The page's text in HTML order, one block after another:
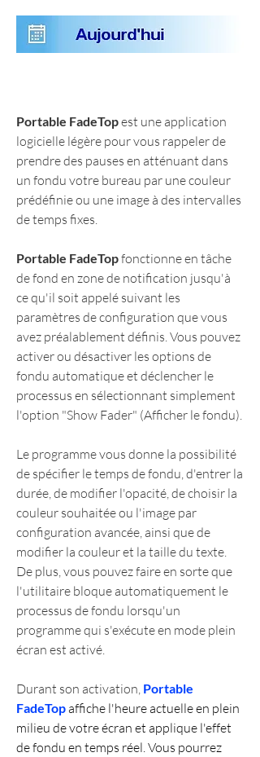
Portable FadeTop est une application
logicielle légère pour vous rappeler de
prendre des pauses en atténuant dans
un fondu votre bureau par une couleur
prédéfinie ou une image à des intervalles
de temps fixes.
Portable FadeTop fonctionne en tâche
de fond en zone de notification jusqu'à
ce qu'il soit appelé suivant les
paramètres de configuration que vous
avez préalablement définis. Vous pouvez
activer ou désactiver les options de
fondu automatique et déclencher le
processus en sélectionnant simplement
Le programme vous donne la possibilité
de spécifier le temps de fondu, d'entrer la
durée, de modifier l'opacité, de choisir la
couleur souhaitée ou l'image par
configuration avancée, ainsi que de
modifier la couleur et la taille du texte.
De plus, vous pouvez faire en sorte que
l'utilitaire bloque automatiquement le
processus de fondu lorsqu'un
programme qui s'exécute en mode plein
écran est activé.
Durant son activation, Portable
FadeTop affiche l'heure actuelle en plein
milieu de votre écran et applique l'effet
de fondu en temps réel. Vous pourrez